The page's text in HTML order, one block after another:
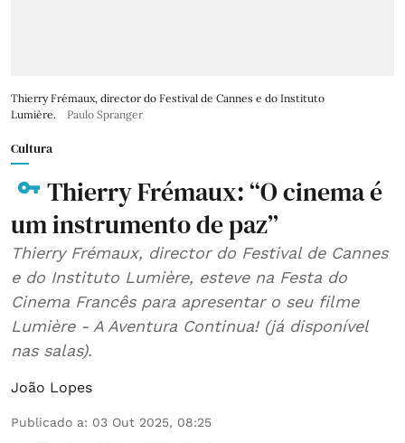
Thierry Frémaux, director do Festival de Cannes e do Instituto
Lumière.
Paulo Spranger
Cultura
Thierry Frémaux: “O cinema é
um instrumento de paz”
Thierry Frémaux, director do Festival de Cannes
e do Instituto Lumière, esteve na Festa do
Cinema Francês para apresentar o seu filme
Lumière - A Aventura Continua! (já disponível
nas salas).
João Lopes
Publicado a: 03 Out 2025, 08:25